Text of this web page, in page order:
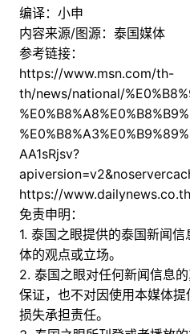
编译：小申
内容来源/图源：泰国媒体
参考链接：
https://www.msn.com/th-
th/news/national/
AA1sRjsv?
https://
免责申明：
1. 泰国之眼提供的泰国新闻
体的观点或立场。
2. 泰国之眼对任何新闻信息
保证，也不对因使用本媒体
损失承担责任。